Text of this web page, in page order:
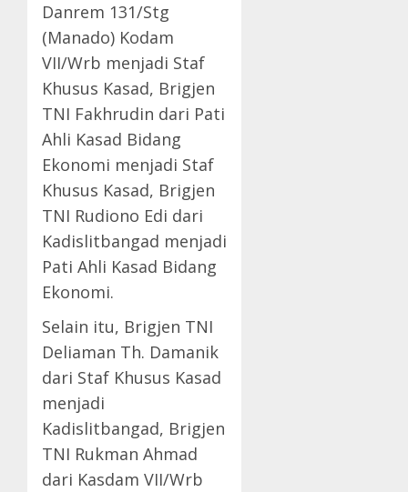
Danrem 131/Stg
(Manado) Kodam
VII/Wrb menjadi Staf
Khusus Kasad, Brigjen
TNI Fakhrudin dari Pati
Ahli Kasad Bidang
Ekonomi menjadi Staf
Khusus Kasad, Brigjen
TNI Rudiono Edi dari
Kadislitbangad menjadi
Pati Ahli Kasad Bidang
Ekonomi.
Selain itu, Brigjen TNI
Deliaman Th. Damanik
dari Staf Khusus Kasad
menjadi
Kadislitbangad, Brigjen
TNI Rukman Ahmad
dari Kasdam VII/Wrb